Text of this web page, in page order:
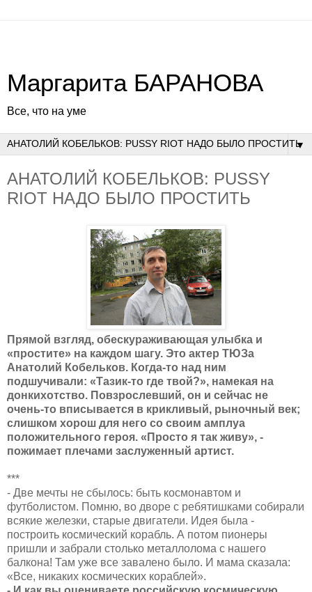
Маргарита БАРАНОВА
Все, что на уме
▼
АНАТОЛИЙ КОБЕЛЬКОВ: PUSSY
RIOT НАДО БЫЛО ПРОСТИТЬ
Прямой взгляд, обескураживающая улыбка и
«простите» на каждом шагу. Это актер ТЮЗа
Анатолий Кобельков. Когда-то над ним
подшучивали: «Тазик-то где твой?», намекая на
донкихотство. Повзрослевший, он и сейчас не
очень-то вписывается в крикливый, рыночный век;
слишком хорош для него со своим амплуа
положительного героя. «Просто я так живу», -
пожимает плечами заслуженный артист.
***
- Две мечты не сбылось: быть космонавтом и
футболистом. Помню, во дворе с ребятишками собирали
всякие железки, старые двигатели. Идея была -
построить космический корабль. А потом пионеры
пришли и забрали столько металлолома с нашего
балкона! Там уже все завалено было. И мама сказала:
«Все, никаких космических кораблей».